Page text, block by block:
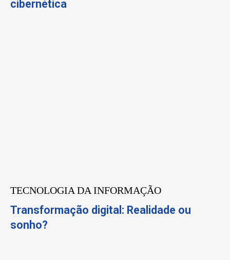
cibernética
TECNOLOGIA DA INFORMAÇÃO
Transformação digital: Realidade ou
sonho?